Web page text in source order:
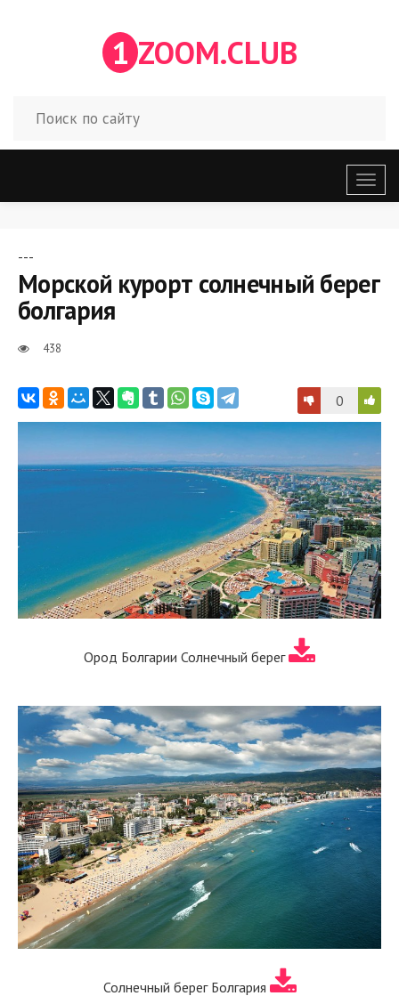
1 ZOOM.CLUB
меню
---
Морской курорт солнечный берег
болгария
438
0
Ород Болгарии Солнечный берег
Солнечный берег Болгария